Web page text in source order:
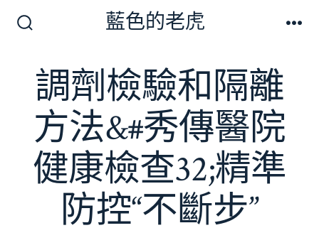
換
開
關
藍色的老虎
調劑檢驗和隔離
方法&#秀傳醫院
健康檢查32;精準
防控“不斷步”